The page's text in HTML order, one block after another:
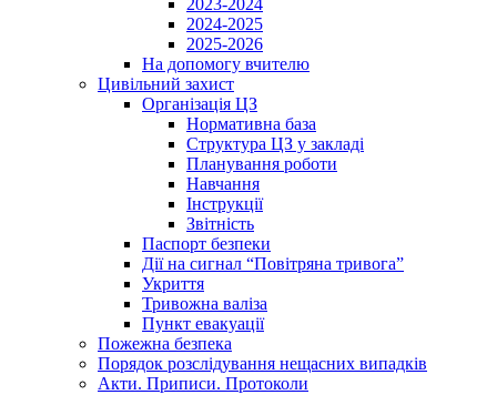
2023-2024
2024-2025
2025-2026
На допомогу вчителю
Цивільний захист
Організація ЦЗ
Нормативна база
Структура ЦЗ у закладі
Планування роботи
Навчання
Інструкції
Звітність
Паспорт безпеки
Дії на сигнал “Повітряна тривога”
Укриття
Тривожна валіза
Пункт евакуації
Пожежна безпека
Порядок розслідування нещасних випадків
Акти. Приписи. Протоколи